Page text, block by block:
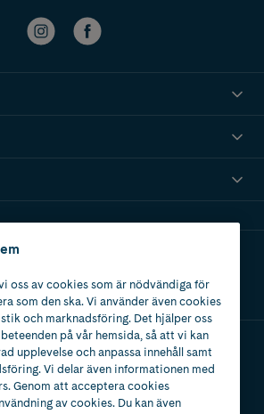
oss av cookies som är nödvändiga för
som den ska. Vi använder även cookies
och marknadsföring. Det hjälper oss
på vår hemsida, så att vi kan
upplevelse och anpassa innehåll samt
Vi delar även informationen med
Genom att acceptera cookies
av cookies. Du kan även